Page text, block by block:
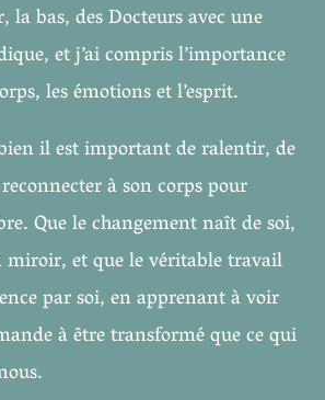
la bas, des Docteurs avec une
et j’ai compris l’importance
les émotions et l’esprit.
il est important de ralentir, de
à son corps pour
Que le changement naît de soi,
miroir, et que le véritable travail
par soi, en apprenant à voir
à être transformé que ce qui